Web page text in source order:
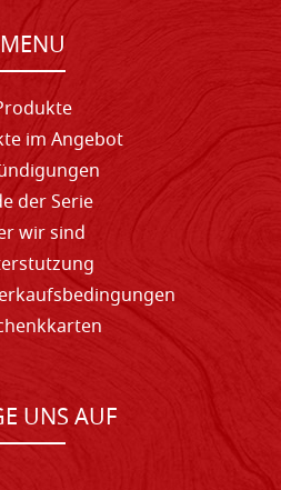
MENU
im Angebot
der Serie
wir sind
UNS AUF